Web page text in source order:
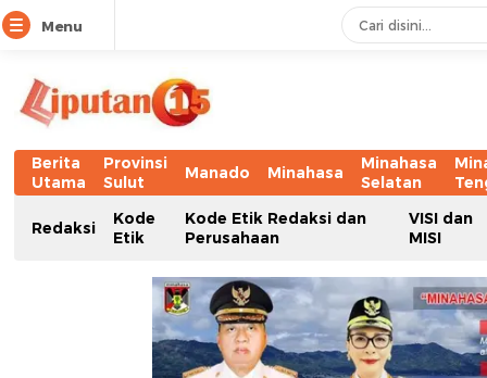
Menu
Berita
Utama
Provinsi
Sulut
Manado Minahasa
Minahasa
Selatan
Redaksi
Kode
Etik
Kode Etik Redaksi dan
Perusahaan
VISI dan
MISI